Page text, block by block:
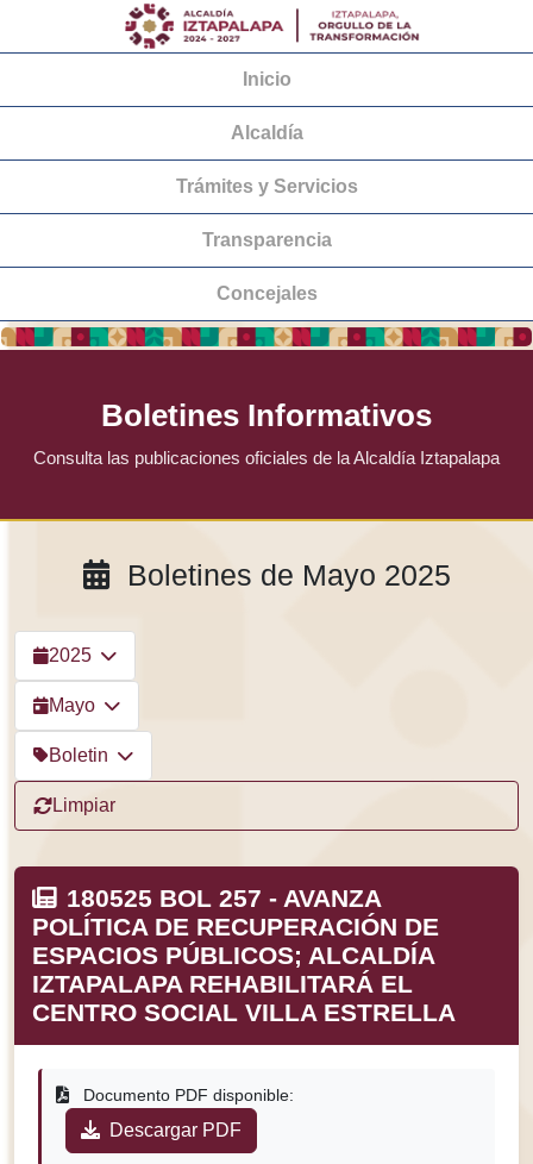
Inicio
Alcaldía
Trámites y Servicios
Transparencia
Concejales
Boletines Informativos
Consulta las publicaciones oficiales de la Alcaldía Iztapalapa
Boletines de Mayo 2025
2025
Mayo
Boletin
Limpiar
180525 BOL 257 - AVANZA
POLÍTICA DE RECUPERACIÓN DE
ESPACIOS PÚBLICOS; ALCALDÍA
IZTAPALAPA REHABILITARÁ EL
CENTRO SOCIAL VILLA ESTRELLA
Documento PDF disponible:
Descargar PDF